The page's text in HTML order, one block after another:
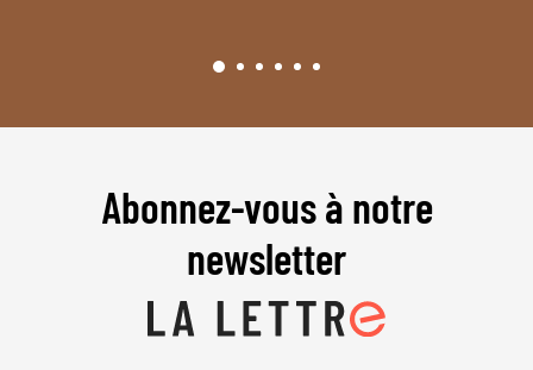
Abonnez-vous à notre
newsletter